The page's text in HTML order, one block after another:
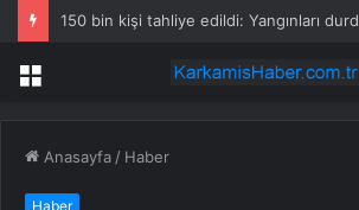
Menü
Anasayfa / Haber
Haber